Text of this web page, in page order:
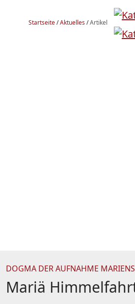
Startseite/Aktuelles/Artikel
DOGMA DER AUFNAHME
Mariä